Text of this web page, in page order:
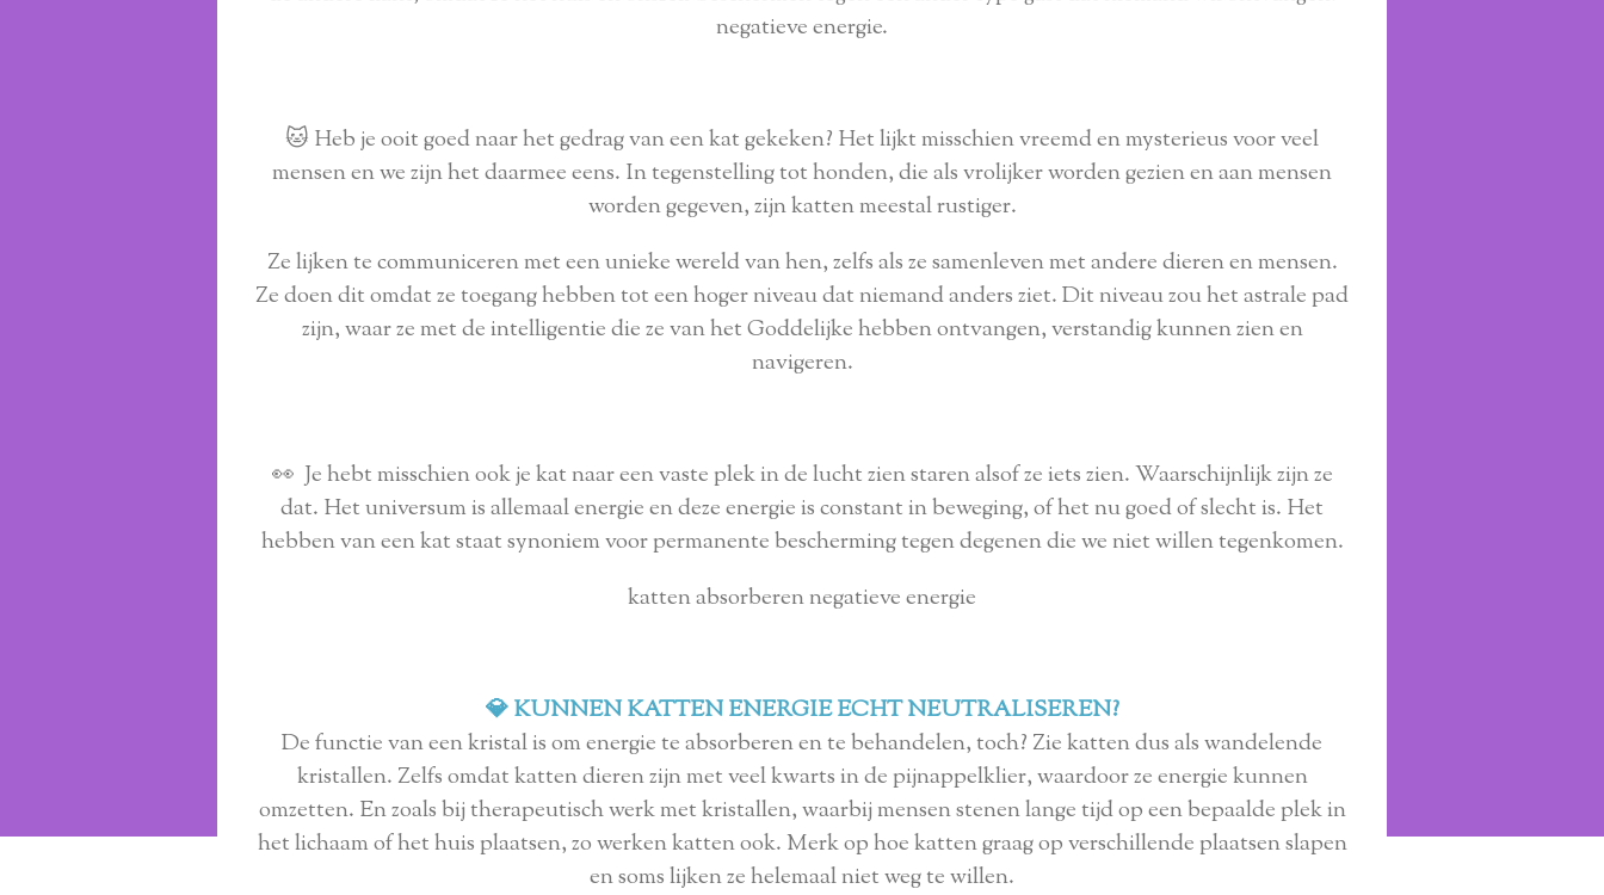
negatieve energie.
🐱 Heb je ooit goed naar het gedrag van een kat gekeken? Het lijkt misschien vreemd en mysterieus voor veel
mensen en we zijn het daarmee eens. In tegenstelling tot honden, die als vrolijker worden gezien en aan mensen
worden gegeven, zijn katten meestal rustiger.
Ze lijken te communiceren met een unieke wereld van hen, zelfs als ze samenleven met andere dieren en mensen.
Ze doen dit omdat ze toegang hebben tot een hoger niveau dat niemand anders ziet. Dit niveau zou het astrale pad
zijn, waar ze met de intelligentie die ze van het Goddelijke hebben ontvangen, verstandig kunnen zien en
navigeren.
👀 Je hebt misschien ook je kat naar een vaste plek in de lucht zien staren alsof ze iets zien. Waarschijnlijk zijn ze
dat. Het universum is allemaal energie en deze energie is constant in beweging, of het nu goed of slecht is. Het
hebben van een kat staat synoniem voor permanente bescherming tegen degenen die we niet willen tegenkomen.
katten absorberen negatieve energie
💎 KUNNEN KATTEN ENERGIE ECHT NEUTRALISEREN?
De functie van een kristal is om energie te absorberen en te behandelen, toch? Zie katten dus als wandelende
kristallen. Zelfs omdat katten dieren zijn met veel kwarts in de pijnappelklier, waardoor ze energie kunnen
omzetten. En zoals bij therapeutisch werk met kristallen, waarbij mensen stenen lange tijd op een bepaalde plek in
het lichaam of het huis plaatsen, zo werken katten ook. Merk op hoe katten graag op verschillende plaatsen slapen
en soms lijken ze helemaal niet weg te willen.